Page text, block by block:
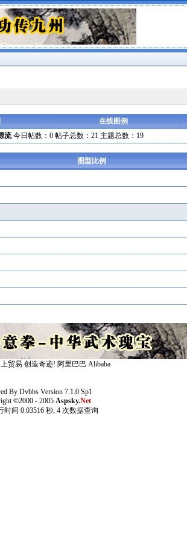
在线图例
流今日帖数：0 帖子总数：21 主题总数：19
图型比例
上贸易 创造奇迹! 阿里巴巴 Alibaba
By Dvbbs Version 7.1.0 Sp1
©2000 - 2005 Aspsky.Net
时间 0.03516 秒, 4 次数据查询